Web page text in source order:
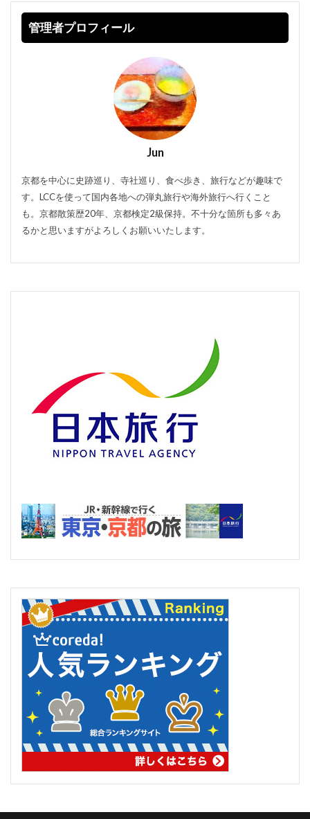
管理者プロフィール
Jun
京都を中心に史跡巡り、寺社巡り、食べ歩き、旅行などが趣味で
す。LCCを使って国内各地への弾丸旅行や海外旅行へ行くこと
も。京都散策歴20年、京都検定2級保持。不十分な箇所も多々あ
るかと思いますがよろしくお願いいたします。